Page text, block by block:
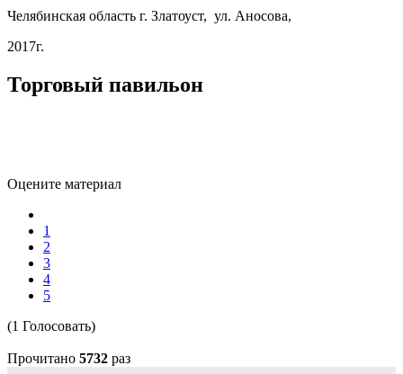
Челябинская область г. Златоуст, ул. Аносова,
2017г.
Торговый павильон
Оцените материал
1
2
3
4
5
(1 Голосовать)
Прочитано 5732 раз